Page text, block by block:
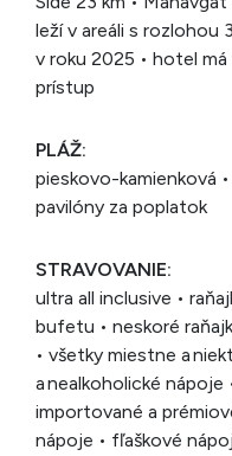
leží v areáli s rozlohou
v roku 2025 • hotel
prístup
PLÁŽ:
pieskovo-kamienková
pavilóny za poplatok
STRAVOVANIE:
ultra all inclusive •
bufetu • neskoré
• všetky miestne a
a nealkoholické nápoje
importované a
nápoje • fľaškové